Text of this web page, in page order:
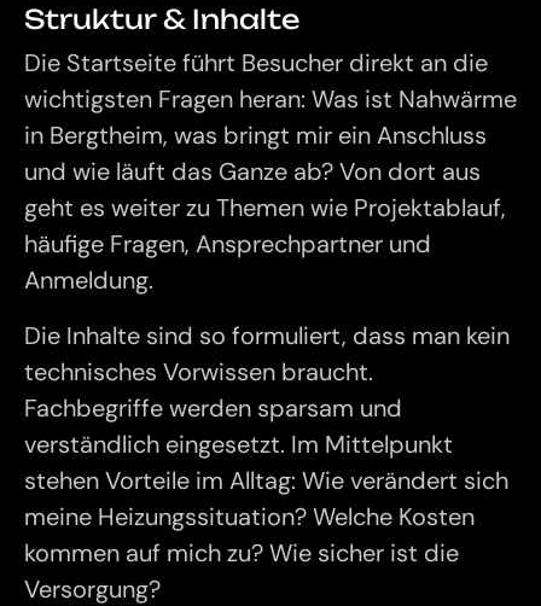
Struktur & Inhalte
Die Startseite führt Besucher direkt an die
wichtigsten Fragen heran: Was ist Nahwärme
in Bergtheim, was bringt mir ein Anschluss
und wie läuft das Ganze ab? Von dort aus
geht es weiter zu Themen wie Projektablauf,
häufige Fragen, Ansprechpartner und
Anmeldung.
Die Inhalte sind so formuliert, dass man kein
technisches Vorwissen braucht.
Fachbegriffe werden sparsam und
verständlich eingesetzt. Im Mittelpunkt
stehen Vorteile im Alltag: Wie verändert sich
meine Heizungssituation? Welche Kosten
kommen auf mich zu? Wie sicher ist die
Versorgung?